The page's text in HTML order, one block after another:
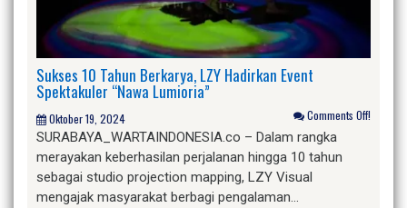
Sukses 10 Tahun Berkarya, LZY Hadirkan Event
Spektakuler “Nawa Lumioria”
Oktober 19, 2024 Comments Off!
SURABAYA_WARTAINDONESIA.co – Dalam rangka
merayakan keberhasilan perjalanan hingga 10 tahun
sebagai studio projection mapping, LZY Visual
mengajak masyarakat berbagi pengalaman…